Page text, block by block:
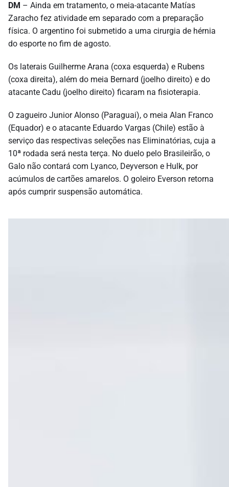
DM – Ainda em tratamento, o meia-atacante Matías
Zaracho fez atividade em separado com a preparação
física. O argentino foi submetido a uma cirurgia de hérnia
do esporte no fim de agosto.
Os laterais Guilherme Arana (coxa esquerda) e Rubens
(coxa direita), além do meia Bernard (joelho direito) e do
atacante Cadu (joelho direito) ficaram na fisioterapia.
O zagueiro Junior Alonso (Paraguai), o meia Alan Franco
(Equador) e o atacante Eduardo Vargas (Chile) estão à
serviço das respectivas seleções nas Eliminatórias, cuja a
10ª rodada será nesta terça. No duelo pelo Brasileirão, o
Galo não contará com Lyanco, Deyverson e Hulk, por
acúmulos de cartões amarelos. O goleiro Everson retorna
após cumprir suspensão automática.